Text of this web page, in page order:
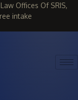
Law Offices Of SRIS,
intake